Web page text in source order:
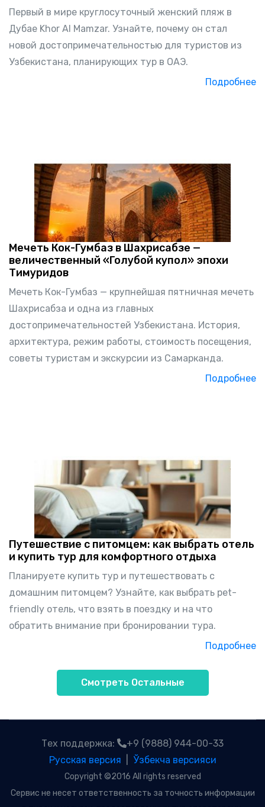
Первый в мире круглосуточный женский пляж в
Дубае Khor Al Mamzar. Узнайте, почему он стал
новой достопримечательностью для туристов из
Узбекистана, планирующих тур в ОАЭ.
Подробнее
Мечеть Кок-Гумбаз в Шахрисабзе —
величественный «Голубой купол» эпохи
Тимуридов
Мечеть Кок-Гумбаз — крупнейшая пятничная мечеть
Шахрисабза и одна из главных
достопримечательностей Узбекистана. История,
архитектура, режим работы, стоимость посещения,
советы туристам и экскурсии из Самарканда.
Подробнее
Путешествие с питомцем: как выбрать отель
и купить тур для комфортного отдыха
Планируете купить тур и путешествовать с
домашним питомцем? Узнайте, как выбрать pet-
friendly отель, что взять в поездку и на что
обратить внимание при бронировании тура.
Подробнее
Смотреть Остальные
Тех поддержка:
+9 (9888) 944-00-33
Русская версия
Ўзбекча версияси
Copyright ©2016 All rights reserved
Сервис не несет ответственность за точность информации